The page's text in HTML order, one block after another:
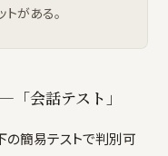
がある。
会話テスト」
の簡易テストで判別可